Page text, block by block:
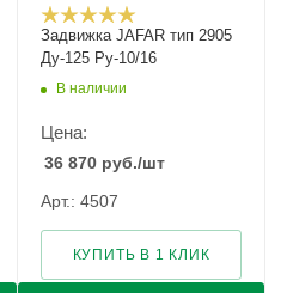
Задвижка JAFAR тип 2905
Ду-125 Ру-10/16
В наличии
Цена:
36 870 руб./шт
Арт.: 4507
КУПИТЬ В 1 КЛИК